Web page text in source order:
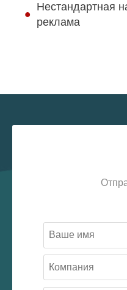
Нестандартная
реклама